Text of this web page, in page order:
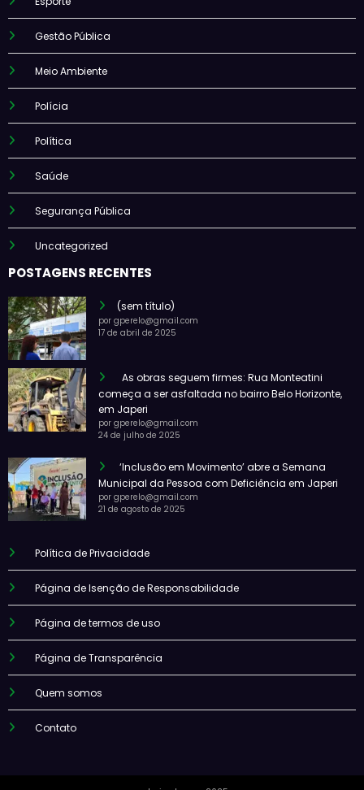
Gestão Pública
Meio Ambiente
Polícia
Política
Saúde
Segurança Pública
Uncategorized
POSTAGENS RECENTES
(sem título)
por gperelo@gmail.com
17 de abril de 2025
As obras seguem firmes: Rua Monteatini
começa a ser asfaltada no bairro Belo Horizonte,
em Japeri
por gperelo@gmail.com
24 de julho de 2025
‘Inclusão em Movimento’ abre a Semana
Municipal da Pessoa com Deficiência em Japeri
por gperelo@gmail.com
21 de agosto de 2025
Política de Privacidade
Página de Isenção de Responsabilidade
Página de termos de uso
Página de Transparência
Quem somos
Contato